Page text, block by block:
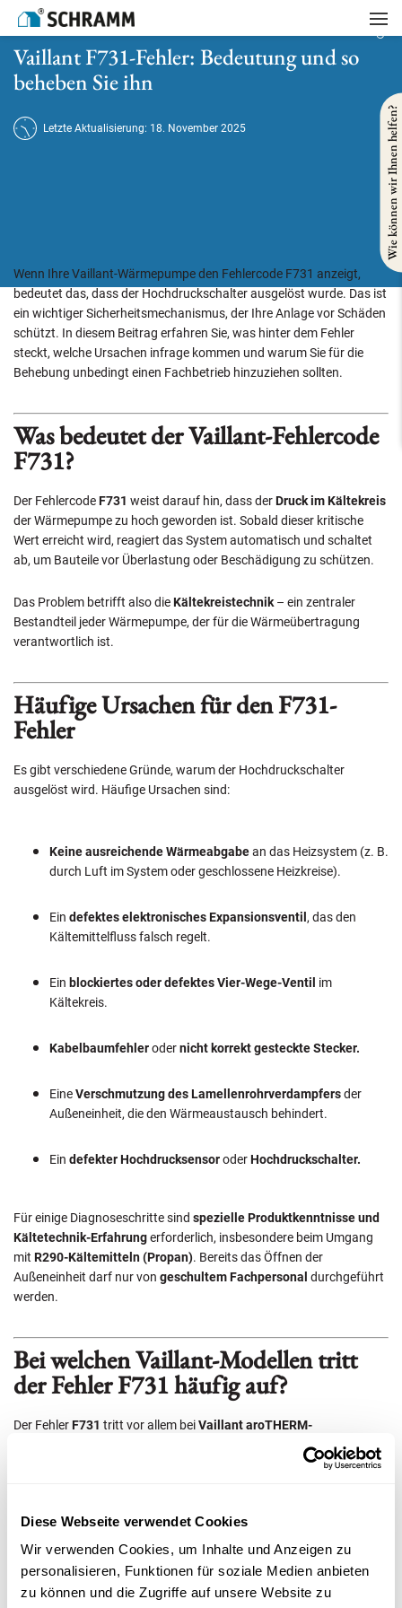
Diese Webseite verwendet Cookies
Wir verwenden Cookies, um Inhalte und Anzeigen zu
personalisieren, Funktionen für soziale Medien anbieten
zu können und die Zugriffe auf unsere Website zu
Startseite
Vaillant F731-Fehler: Bedeutung und so beheben Sie ihn
Vaillant F731-Fehler: Bedeutung und so
beheben Sie ihn
Letzte Aktualisierung: 18. November 2025
Wenn Ihre Vaillant-Wärmepumpe den Fehlercode F731 anzeigt,
bedeutet das, dass der Hochdruckschalter ausgelöst wurde. Das ist
ein wichtiger Sicherheitsmechanismus, der Ihre Anlage vor Schäden
schützt. In diesem Beitrag erfahren Sie, was hinter dem Fehler
steckt, welche Ursachen infrage kommen und warum Sie für die
Behebung unbedingt einen Fachbetrieb hinzuziehen sollten.
Was bedeutet der Vaillant-Fehlercode
F731?
Der FehlercodeF731 weist darauf hin, dass derDruck im Kältekreis
der Wärmepumpe zu hoch geworden ist. Sobald dieser kritische
Wert erreicht wird, reagiert das System automatisch und schaltet
ab, um Bauteile vor Überlastung oder Beschädigung zu schützen.
Das Problem betrifft also dieKältekreistechnik – ein zentraler
Bestandteil jeder Wärmepumpe, der für die Wärmeübertragung
verantwortlich ist.
Häufige Ursachen für den F731-
Fehler
Es gibt verschiedene Gründe, warum der Hochdruckschalter
ausgelöst wird. Häufige Ursachen sind:
Keine ausreichende Wärmeabgabean das Heizsystem (z. B.
durch Luft im System oder geschlossene Heizkreise).
Ein defektes elektronisches Expansionsventil , das den
Kältemittelfluss falsch regelt.
Ein blockiertes oder defektes Vier-Wege-Ventil im
Kältekreis.
Kabelbaumfehlerodernicht korrekt gesteckte Stecker.
EineVerschmutzung des Lamellenrohrverdampfersder
Außeneinheit, die den Wärmeaustausch behindert.
Ein defekter HochdrucksensoroderHochdruckschalter.
Für einige Diagnoseschritte sind spezielle Produktkenntnisse und
Kältetechnik-Erfahrungerforderlich, insbesondere beim Umgang
mit R290-Kältemitteln (Propan). Bereits das Öffnen der
Außeneinheit darf nur von geschultem Fachpersonal durchgeführt
werden.
Bei welchen Vaillant-Modellen tritt
der Fehler F731 häufig auf?
Der FehlerF731 tritt vor allem beiVaillant aroTHERM-
auf. Diese Modelle sind technisch hochentwickelt
und arbeiten mit Kältemitteln, die eine hohe Effizienz, aber auch
Wenn IhrearoTHERM-Wärmepumpeden Fehler F731 zeigt, sollten
Sie dieUrsache keinesfalls eigenständiguntersuchen oder
beheben.
Wie können wir Ihnen helfen?